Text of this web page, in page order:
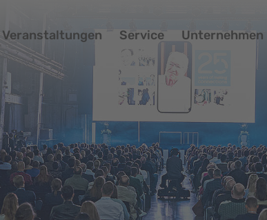
Veranstaltungen Service Unternehmen